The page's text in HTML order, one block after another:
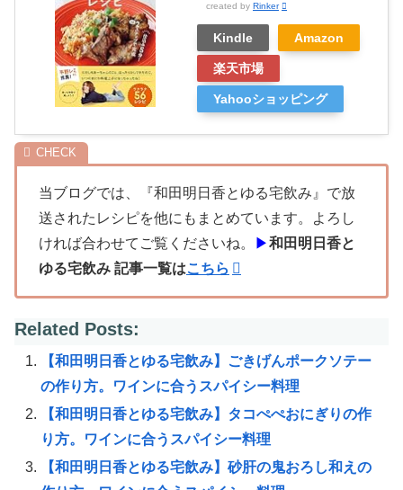
created by Rinker
Kindle Amazon
楽天市場
Yahooショッピング
当ブログでは、『和田明日香とゆる宅飲み』で放
送されたレシピを他にもまとめています。よろし
ければ合わせてご覧くださいね。
▶和田明日香と
ゆる宅飲み 記事一覧はこちら
Related Posts:
【和田明日香とゆる宅飲み】ごきげんポークソテー
の作り方。ワインに合うスパイシー料理
【和田明日香とゆる宅飲み】タコぺぺおにぎりの作
り方。ワインに合うスパイシー料理
【和田明日香とゆる宅飲み】砂肝の鬼おろし和えの